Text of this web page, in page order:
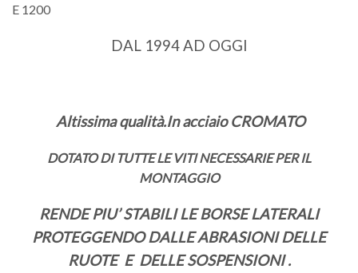
E 1200
DAL 1994 AD OGGI
Altissima qualità.In acciaio CROMATO
DOTATO DI TUTTE LE VITI NECESSARIE PER IL
MONTAGGIO
RENDE PIU’ STABILI LE BORSE LATERALI
PROTEGGENDO DALLE ABRASIONI DELLE
RUOTE E DELLE SOSPENSIONI .